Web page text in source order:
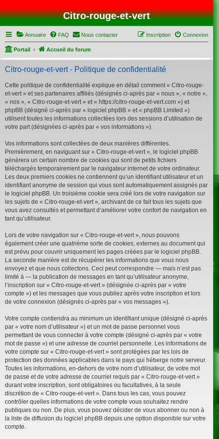
Citro-rouge-et-vert
Annuaire FAQ Nous contacter Connexion
Inscription
Portail Accueil du forum
Citro-rouge-et-vert - Politique de confidentialité
Cette politique de confidentialité explique en détail comment « Citro-rouge-
et-vert » et ses partenaires affiliés (désignés ci-après par « nous », « notre »,
« nos », « Citro-rouge-et-vert » et « https://citro-rouge-et-vert.com ») et
phpBB (désigné ci-après par « logiciel phpBB » et « phpBB Limited »)
utilisent toutes les informations collectées lors des sessions d’utilisation de
votre part (désignées ci-après par « vos informations »).
Vos informations sont collectées de deux manières différentes.
Premièrement, en naviguant sur « Citro-rouge-et-vert », le logiciel phpBB
génèrera un certain nombre de cookies qui sont de petits fichiers
téléchargés temporairement par le navigateur internet de votre ordinateur.
Les deux premiers cookies ne contiennent qu’un identifiant utilisateur et un
identifiant anonyme de session qui vous sont automatiquement assignés par
le logiciel phpBB. Un troisième cookie sera créé lors de votre navigation sur
les sujets de « Citro-rouge-et-vert », archivant de ce fait tous les sujets que
vous avez consultés et permettant d’améliorer votre confort de navigation en
tant qu’utilisateur.
Lors de votre navigation sur « Citro-rouge-et-vert », nous pouvons
également créer une quatrième sorte de cookies, externes au document qui
est prévu pour couvrir uniquement les pages créées par le logiciel phpBB.
La seconde manière est de récupérer les informations que vous nous
envoyez et que nous collectons. Ceci peut correspondre — mais n’est pas
limité à — la publication de messages en tant qu’utilisateur anonyme,
l’inscription sur « Citro-rouge-et-vert » (désignée ci-après par « votre
compte ») et les messages que vous publiez après votre inscription et lors
de votre connexion (désignés ci-après par « vos messages »).
Votre compte contiendra au minimum un identifiant unique (désigné ci-après
par « votre nom d’utilisateur ») et un mot de passe personnel vous
permettant de vous connecter à votre compte (désigné ci-après par « votre
mot de passe ») et une adresse de courriel personnelle. Les informations de
votre compte sur « Citro-rouge-et-vert » sont protégées par les lois de
protection des données applicables dans le pays qui héberge notre serveur.
Toutes les informations, en-dehors de votre nom d’utilisateur, de votre mot
de passe et de votre adresse de courriel requis par « Citro-rouge-et-vert »
durant votre inscription, sont obligatoires ou facultatives, à la seule
discrétion de « Citro-rouge-et-vert ». Dans tous les cas, vous pouvez
contrôler quelles informations de votre compte vous souhaitez rendre
publiques ou non. De plus, vous pouvez décider de vous abonner ou non à
la liste de diffusion du logiciel phpBB depuis une option disponible sur votre
compte.